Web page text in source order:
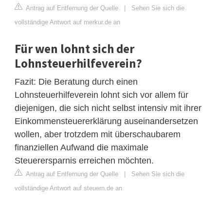
Antrag auf Entfernung der Quelle | Sehen Sie sich die
vollständige Antwort auf merkur.de an
Für wen lohnt sich der
Lohnsteuerhilfeverein?
Fazit: Die Beratung durch einen
Lohnsteuerhilfeverein lohnt sich vor allem für
diejenigen, die sich nicht selbst intensiv mit ihrer
Einkommensteuererklärung auseinandersetzen
wollen, aber trotzdem mit überschaubarem
finanziellen Aufwand die maximale
Steuerersparnis erreichen möchten.
Antrag auf Entfernung der Quelle | Sehen Sie sich die
vollständige Antwort auf steuern.de an